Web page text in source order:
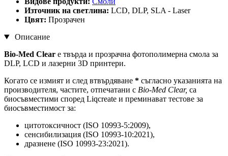
Източник на светлина: LCD, DLP, SLA - Laser
Цвят: Прозрачен
Описание
Bio-Med Clear е твърда и прозрачна фотополимерна смола за
DLP, LCD и лазерни 3D принтери.
Когато се измият и след втвърдяване * съгласно указанията на
производителя, частите, отпечатани с Bio-Med Clear, са
биосъвместими според Liqcreate и преминават тестове за
биосъвместимост за:
цитотоксичност (ISO 10993-5:2009),
сенсибилизация (ISO 10993-10:2021),
дразнене (ISO 10993-23:2021).